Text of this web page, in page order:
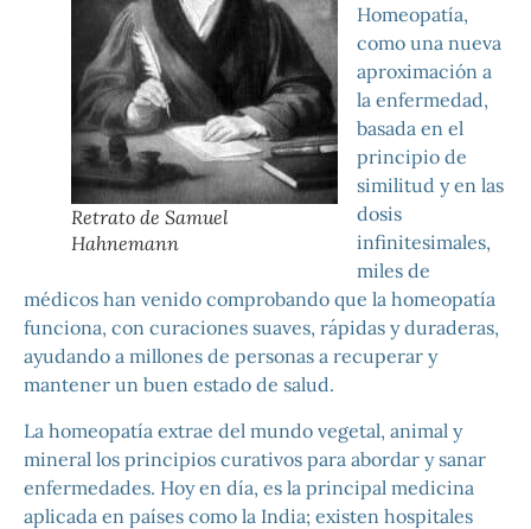
Retrato de Samuel
Hahnemann
Homeopatía,
como una nueva
aproximación a
la enfermedad,
basada en el
principio de
similitud y en las
dosis
infinitesimales,
miles de
médicos han venido comprobando que la homeopatía
funciona, con curaciones suaves, rápidas y duraderas,
ayudando a millones de personas a recuperar y
mantener un buen estado de salud.
La homeopatía extrae del mundo vegetal, animal y
mineral los principios curativos para abordar y sanar
enfermedades. Hoy en día, es la principal medicina
aplicada en países como la India; existen hospitales